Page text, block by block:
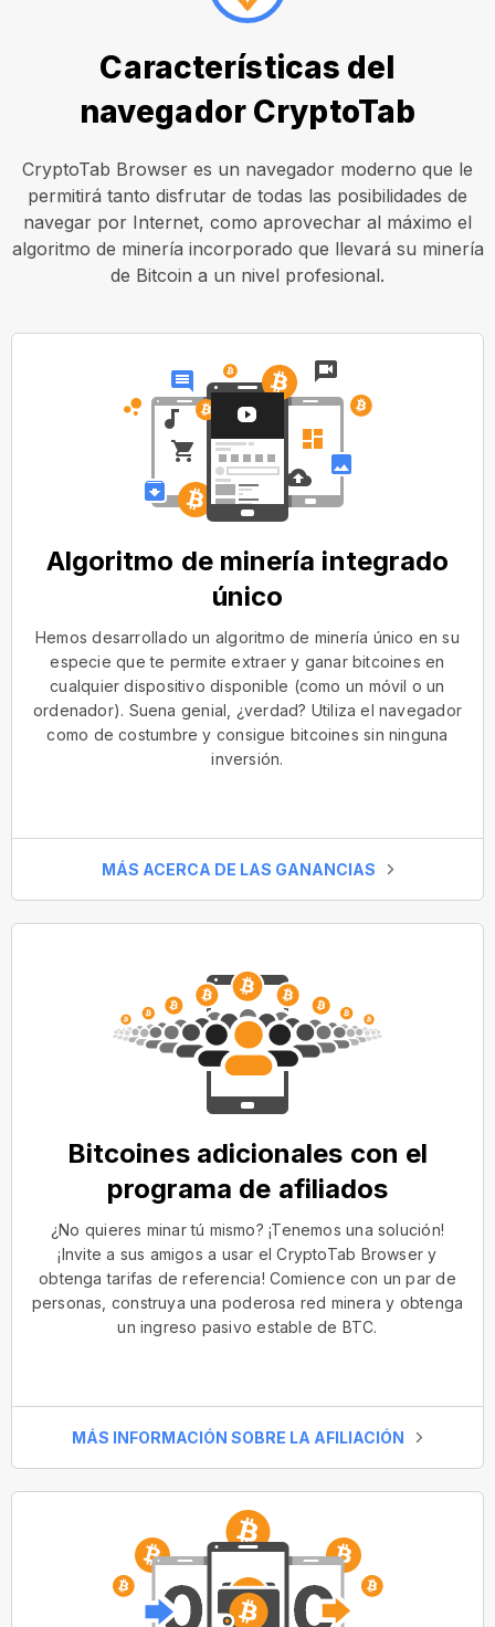
Características del
navegador CryptoTab
CryptoTab Browser es un navegador moderno que le
permitirá tanto disfrutar de todas las posibilidades de
navegar por Internet, como aprovechar al máximo el
algoritmo de minería incorporado que llevará su minería
de Bitcoin a un nivel profesional.
Algoritmo de minería integrado
único
Hemos desarrollado un algoritmo de minería único en su
especie que te permite extraer y ganar bitcoines en
cualquier dispositivo disponible (como un móvil o un
ordenador). Suena genial, ¿verdad? Utiliza el navegador
como de costumbre y consigue bitcoines sin ninguna
inversión.
MÁS ACERCA DE LAS GANANCIAS
Bitcoines adicionales con el
programa de afiliados
¿No quieres minar tú mismo? ¡Tenemos una solución!
¡Invite a sus amigos a usar el CryptoTab Browser y
obtenga tarifas de referencia! Comience con un par de
personas, construya una poderosa red minera y obtenga
un ingreso pasivo estable de BTC.
MÁS INFORMACIÓN SOBRE LA AFILIACIÓN